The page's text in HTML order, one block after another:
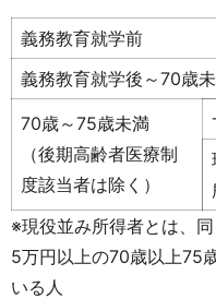
義務教育就学前
義務教育就学後～70歳
70歳～75歳未満
（後期高齢者医療制
度該当者は除く）
※現役並み所得者とは、
5万円以上の70歳以上75
いる人